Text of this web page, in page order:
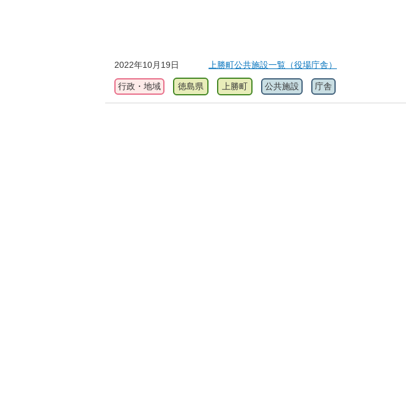
2022年10月19日
上勝町公共施設一覧（役場庁舎）
行政・地域 徳島県 上勝町 公共施設 庁舎